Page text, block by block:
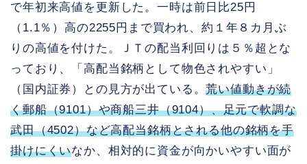
で年初来高値を更新した。一時は前日比25円
（1.1％）高の2255円まで買われ、約１年８カ月ぶ
りの高値を付けた。ＪＴの配当利回りは５％超とな
っており、「高配当銘柄として物色されやすい」
（国内証券）との見方が出ている。荒い値動きが続
く郵船（9101）や商船三井（9104）、足元で軟調な
武田（4502）など高配当銘柄とされる他の銘柄を手
掛けにくいなか、相対的に資金が向かいやすい面が